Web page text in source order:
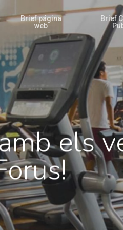
Brief página
web
Brief
els